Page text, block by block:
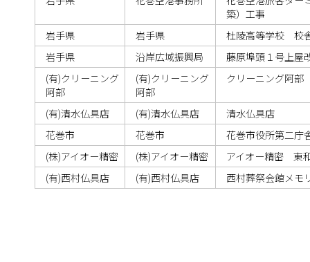
築）工事
岩手県
岩手県
杜陵高等学校 校
岩手県
沿岸広域振興局
藤原埠頭１号上屋
(有)クリーニング
阿部
(有)クリーニング
阿部
クリーニング阿部
(有)清水仏具店 (有)清水仏具店
清水仏具店
花巻市
花巻市
花巻市役所第二庁
(株)アイオー精密
(株)アイオー精密
アイオー精密 東
(有)西村仏具店
(有)西村仏具店 西村葬祭会館メモ